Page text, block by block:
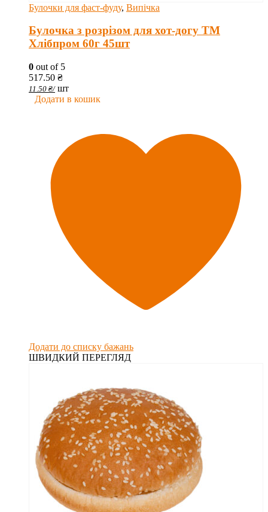
Булочки для фаст-фуду, Випічка
Булочка з розрізом для хот-догу ТМ
Хлібпром 60г 45шт
0 out of 5
517.50 ₴
11.50 ₴/ шт
Додати в кошик
Додати до списку бажань
ШВИДКИЙ ПЕРЕГЛЯД